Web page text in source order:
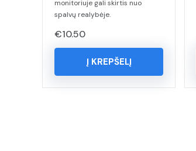
monitoriuje gali skirtis nuo
spalvų realybėje.
€10.50
Į KREPŠELĮ